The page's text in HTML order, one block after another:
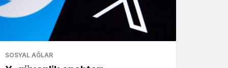
SOSYAL AĞLAR